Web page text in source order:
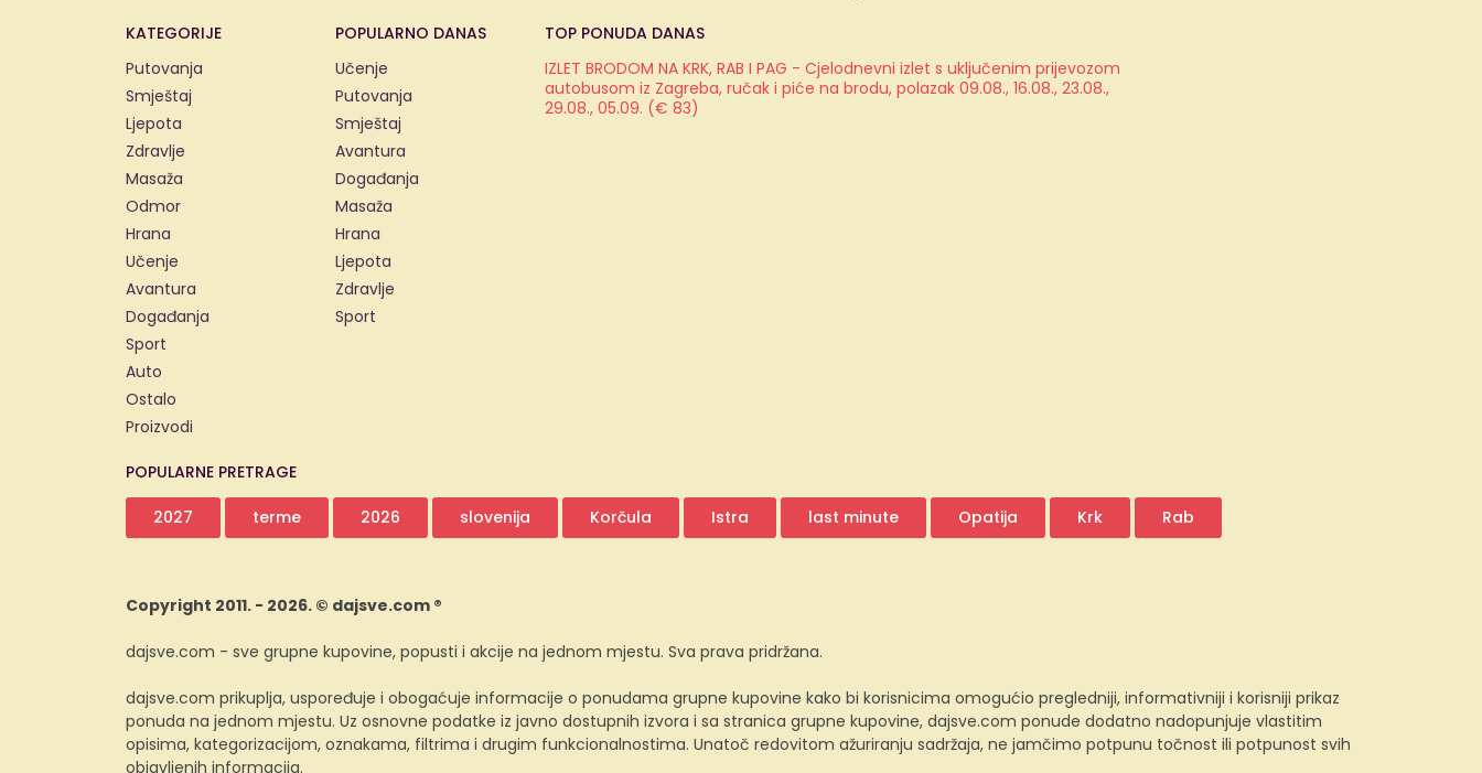
KATEGORIJE
Putovanja
Smještaj
Ljepota
Zdravlje
Masaža
Odmor
Hrana
Učenje
Avantura
Događanja
Sport
Auto
Ostalo
Proizvodi
POPULARNO DANAS
Učenje
Putovanja
Smještaj
Avantura
Događanja
Masaža
Hrana
Ljepota
Zdravlje
Sport
TOP PONUDA DANAS
IZLET BRODOM NA KRK, RAB I PAG - Cjelodnevni izlet s uključenim prijevozom
autobusom iz Zagreba, ručak i piće na brodu, polazak 09.08., 16.08., 23.08.,
29.08., 05.09. (€ 83)
POPULARNE PRETRAGE
2027 terme 2026 slovenija Korčula Istra last minute Opatija Krk Rab
Copyright 2011. - 2026. © dajsve.com ®
dajsve.com - sve grupne kupovine, popusti i akcije na jednom mjestu. Sva prava pridržana.
dajsve.com prikuplja, uspoređuje i obogaćuje informacije o ponudama grupne kupovine kako bi korisnicima omogućio pregledniji, informativniji i korisniji prikaz
ponuda na jednom mjestu. Uz osnovne podatke iz javno dostupnih izvora i sa stranica grupne kupovine, dajsve.com ponude dodatno nadopunjuje vlastitim
opisima, kategorizacijom, oznakama, filtrima i drugim funkcionalnostima. Unatoč redovitom ažuriranju sadržaja, ne jamčimo potpunu točnost ili potpunost svih
objavljenih informacija.